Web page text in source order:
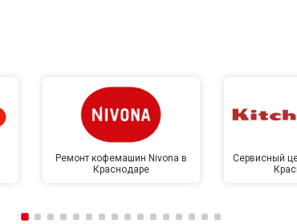
Ремонт кофемашин Nivona в
Краснодаре
Сервисный